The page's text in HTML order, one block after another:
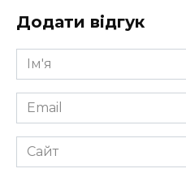
Додати відгук
Ім'я
*
Email
*
Сайт